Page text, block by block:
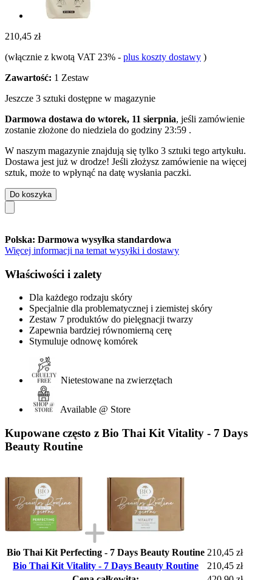
210,45 zł
(włącznie z kwotą VAT 23% - plus koszty dostawy )
Zawartość: 1 Zestaw
Jeszcze 3 sztuki dostępne w magazynie
Darmowa dostawa do wtorek, 11 sierpnia, jeśli zamówienie
zostanie złożone do niedziela do godziny 23:59 .
W naszym magazynie znajdują się tylko 3 sztuki tego artykułu.
Dostawa jest już w drodze! Jeśli złożysz zamówienie na więcej
sztuk, może to wpłynąć na datę wysłania paczki.
Do koszyka
Polska: Darmowa wysyłka standardowa
Więcej informacji na temat wysyłki i dostawy
Właściwości i zalety
Dla każdego rodzaju skóry
Specjalnie dla problematycznej i ziemistej skóry
Zestaw 7 produktów do pielęgnacji twarzy
Zapewnia bardziej równomierną cerę
Stymuluje odnowę komórek
Nietestowane na zwierzętach
Available @ Store
Kupowane często z Bio Thai Kit Vitality - 7 Days
Beauty Routine
Bio Thai Kit Perfecting - 7 Days Beauty Routine 210,45 zł
Bio Thai Kit Vitality - 7 Days Beauty Routine
210,45 zł